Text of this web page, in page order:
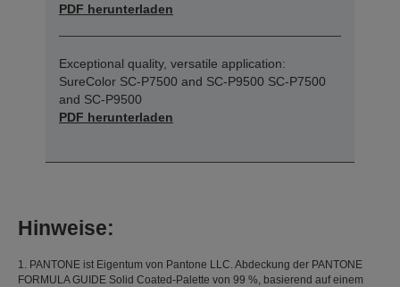
PDF herunterladen
Exceptional quality, versatile application:
SureColor SC-P7500 and SC-P9500 SC-P7500
and SC-P9500
PDF herunterladen
Hinweise:
1. PANTONE ist Eigentum von Pantone LLC. Abdeckung der PANTONE
FORMULA GUIDE Solid Coated-Palette von 99 %, basierend auf einem